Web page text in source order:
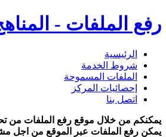
رفع الملفات -
الرئيسية
شروط الخدمة
الملفات المسموحة
إحصائيات المركز
اتصل بنا
يمكنكم من خلال موقع رفع الملفات من
يمكن رفع الملفات عبر الموقع من اجل